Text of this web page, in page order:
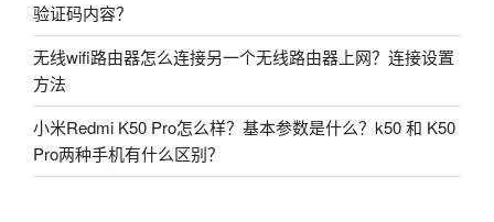
验证码内容？
无线wifi路由器怎么连接另一个无线路由器上网？连接设置
方法
小米Redmi K50 Pro怎么样？基本参数是什么？k50 和 K50
Pro两种手机有什么区别？